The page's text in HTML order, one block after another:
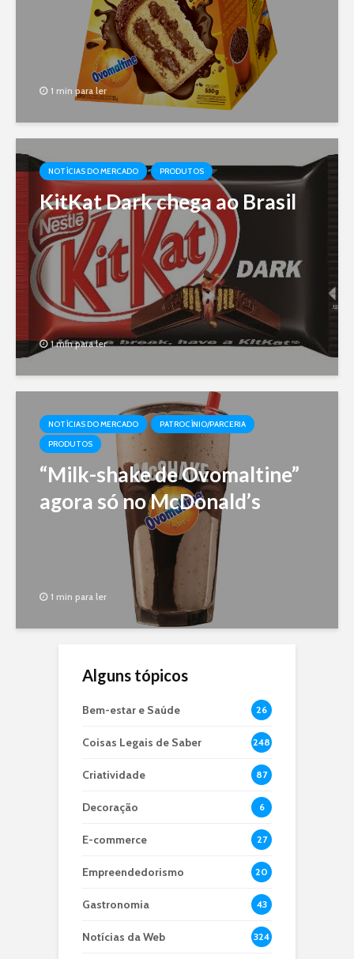
1 min para ler
NOTÍCIAS DO MERCADO PRODUTOS
KitKat Dark chega ao Brasil
1 min para ler
NOTÍCIAS DO MERCADO
PATROCÍNIO/PARCERIA
PRODUTOS
“Milk-shake de Ovomaltine”
agora só no McDonald’s
1 min para ler
Alguns tópicos
Bem-estar e Saúde 26
Coisas Legais de Saber 248
Criatividade 87
Decoração 6
E-commerce 27
Empreendedorismo 20
Gastronomia 43
Notícias da Web 324